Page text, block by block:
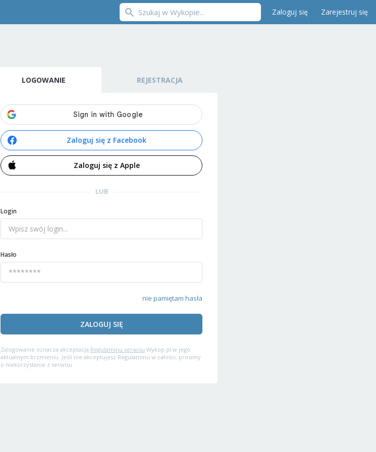
Zaloguj się Zarejestruj się
LOGOWANIE REJESTRACJA
Zaloguj się z Facebook
Zaloguj się z Apple
LUB
Login
Hasło
nie pamiętam hasła
ZALOGUJ SIĘ
Zalogowanie oznacza akceptację Regulaminu serwisu Wykop.pl w jego
aktualnym brzmieniu. Jeśli nie akceptujesz Regulaminu w całości, prosimy
o niekorzystanie z serwisu.